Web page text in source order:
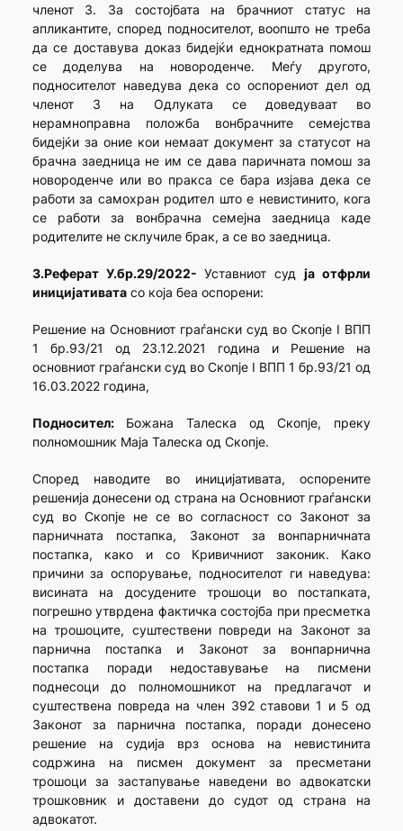
членот 3. За состојбата на брачниот статус на
апликантите, според подносителот, воопшто не треба
да се доставува доказ бидејќи еднократната помош
се доделува на новороденче. Меѓу другото,
подносителот наведува дека со оспорениот дел од
членот 3 на Одлуката се доведуваат во
нерамноправна положба вонбрачните семејства
бидејќи за оние кои немаат документ за статусот на
брачна заедница не им се дава паричната помош за
новороденче или во пракса се бара изјава дека се
работи за самохран родител што е невистинито, кога
се работи за вонбрачна семејна заедница каде
родителите не склучиле брак, а се во заедница.
3.Реферат У.бр.29/2022- Уставниот судја отфрли
иницијативатасо која беа оспорени:
Решение на Основниот граѓански суд во Скопје I ВПП
1 бр.93/21 од 23.12.2021 година и Решение на
основниот граѓански суд во Скопје I ВПП 1 бр.93/21 од
16.03.2022 година,
Подносител: Божана Талеска од Скопје, преку
полномошник Маја Талеска од Скопје.
Според наводите во иницијативата, оспорените
решенија донесени од страна на Основниот граѓански
суд во Скопје не се во согласност со Законот за
парничната постапка, Законот за вонпарничната
постапка, како и со Кривичниот законик. Како
причини за оспорување, подносителот ги наведува:
висината на досудените трошоци во постапката,
погрешно утврдена фактичка состојба при пресметка
на трошоците, суштествени повреди на Законот за
парнична постапка и Законот за вонпарнична
постапка поради недоставување на писмени
поднесоци до полномошникот на предлагачот и
суштествена повреда на член 392 ставови 1 и 5 од
Законот за парнична постапка, поради донесено
решение на судија врз основа на невистинита
содржина на писмен документ за пресметани
трошоци за застапување наведени во адвокатски
трошковник и доставени до судот од страна на
адвокатот.